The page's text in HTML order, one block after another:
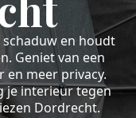
en houdt
Geniet van een
meer privacy.
je interieur tegen
Dordrecht.